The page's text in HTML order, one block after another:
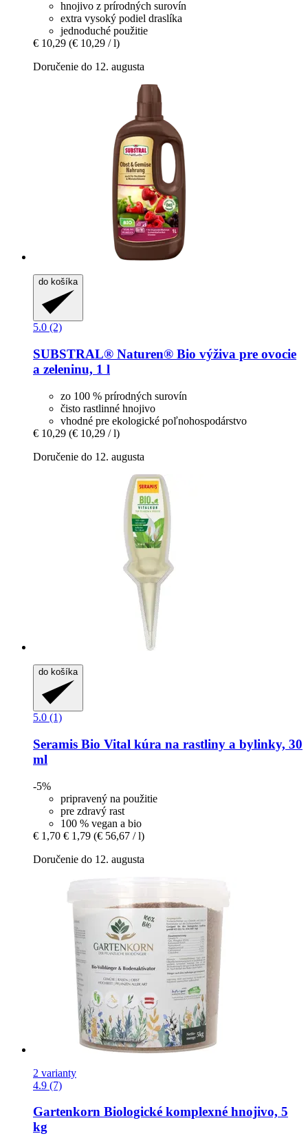
hnojivo z prírodných surovín
extra vysoký podiel draslíka
jednoduché použitie
€ 10,29 (€ 10,29 / l)
Doručenie do 12. augusta
do košíka
5.0 (2)
SUBSTRAL® Naturen® Bio výživa pre ovocie
a zeleninu, 1 l
zo 100 % prírodných surovín
čisto rastlinné hnojivo
vhodné pre ekologické poľnohospodárstvo
€ 10,29 (€ 10,29 / l)
Doručenie do 12. augusta
do košíka
5.0 (1)
Seramis Bio Vital kúra na rastliny a bylinky, 30
ml
-5%
pripravený na použitie
pre zdravý rast
100 % vegan a bio
€ 1,70 € 1,79 (€ 56,67 / l)
Doručenie do 12. augusta
2 varianty
4.9 (7)
Gartenkorn Biologické komplexné hnojivo, 5
kg